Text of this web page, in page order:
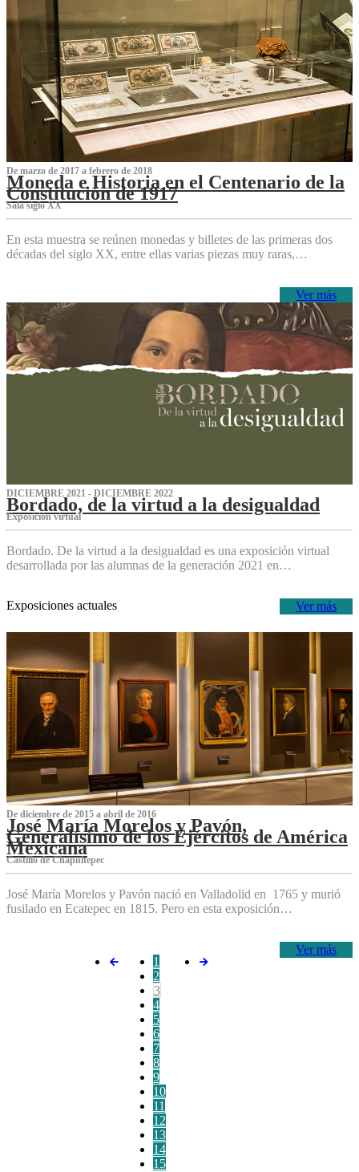
De marzo de 2017 a febrero de 2018
Moneda e Historia en el Centenario de la
Constitución de 1917
Sala siglo XX
En esta muestra se reúnen monedas y billetes de las primeras dos
décadas del siglo XX, entre ellas varias piezas muy raras,…
Ver más
DICIEMBRE 2021 - DICIEMBRE 2022
Bordado, de la virtud a la desigualdad
Exposición virtual‌
Bordado. De la virtud a la desigualdad es una exposición virtual
desarrollada por las alumnas de la generación 2021 en…
Ver más
Exposiciones actuales
De diciembre de 2015 a abril de 2016
José María Morelos y Pavón,
Generalísimo de los Ejércitos de América
Mexicana
C‌astillo de Chapultepec
José María Morelos y Pavón nació en Valladolid en 1765 y murió
fusilado en Ecatepec en 1815. Pero en esta exposición…
Ver más
1
2
3
4
5
6
7
8
9
10
11
12
13
14
15